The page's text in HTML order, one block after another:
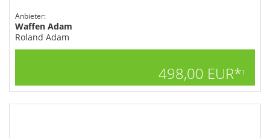
Anbieter:
Waffen Adam
Roland Adam
498,00 EUR*1